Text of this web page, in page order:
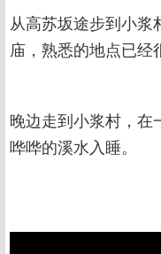
从高苏坂途步到小浆
庙，熟悉的地点已经
晚边走到小浆村，在
哗哗的溪水入睡。